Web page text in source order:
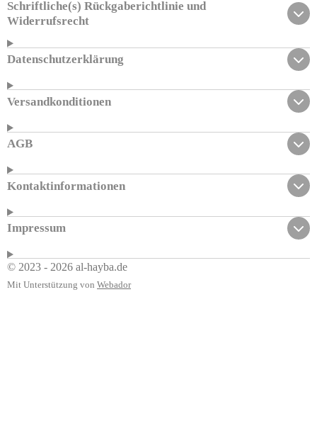
Schriftliche(s) Rückgaberichtlinie und
Widerrufsrecht
Datenschutzerklärung
Versandkonditionen
AGB
Kontaktinformationen
Impressum
© 2023 - 2026 al-hayba.de
Mit Unterstützung von Webador